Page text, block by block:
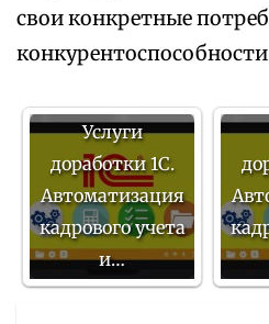
свои конкретные
Услуги
доработки 1С.
Автоматизация
кадрового учета
и…